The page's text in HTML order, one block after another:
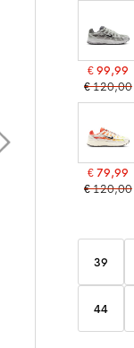
€ 99,99
€ 120,00
€ 79,99
€ 120,00
39
44